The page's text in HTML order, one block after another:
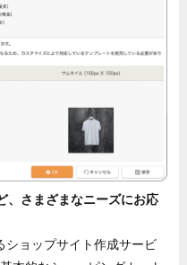
、さまざまなニーズにお応
ショップサイト作成サービ